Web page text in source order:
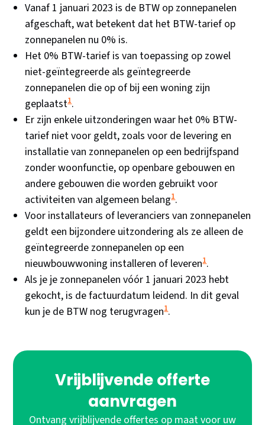
Vanaf 1 januari 2023 is de BTW op zonnepanelen
afgeschaft, wat betekent dat het BTW-tarief op
zonnepanelen nu 0% is​​.
Het 0% BTW-tarief is van toepassing op zowel
niet-geïntegreerde als geïntegreerde
zonnepanelen die op of bij een woning zijn
geplaatst​1​.
Er zijn enkele uitzonderingen waar het 0% BTW-
tarief niet voor geldt, zoals voor de levering en
installatie van zonnepanelen op een bedrijfspand
zonder woonfunctie, op openbare gebouwen en
andere gebouwen die worden gebruikt voor
activiteiten van algemeen belang​1​.
Voor installateurs of leveranciers van zonnepanelen
geldt een bijzondere uitzondering als ze alleen de
geïntegreerde zonnepanelen op een
nieuwbouwwoning installeren of leveren​1​.
Als je je zonnepanelen vóór 1 januari 2023 hebt
gekocht, is de factuurdatum leidend. In dit geval
kun je de BTW nog terugvragen​1​.
Vrijblijvende offerte
aanvragen
Ontvang vrijblijvende offertes op maat voor uw